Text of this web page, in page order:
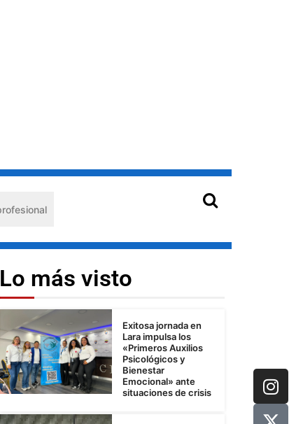
Hantavirus en Venezuela: claves de prevención
Lo más visto
Exitosa jornada en
Lara impulsa los
«Primeros Auxilios
Psicológicos y
Bienestar
Emocional» ante
situaciones de crisis